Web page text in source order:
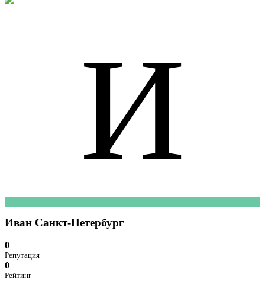
И
Иван Санкт-Петербург
0
Репутация
0
Рейтинг